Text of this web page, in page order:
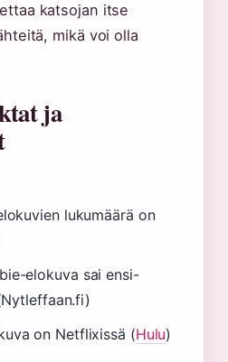
katsojan itse
mikä voi olla
ja
lukumäärä on
elokuva sai ensi-
on Netflixissä (Hulu)